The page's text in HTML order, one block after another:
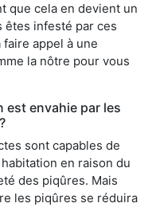
que cela en devient un
êtes infesté par ces
faire appel à une
la nôtre pour vous
est envahie par les
sont capables de
en raison du
des piqûres. Mais
les piqûres se réduira